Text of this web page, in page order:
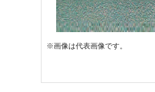
※画像は代表画像です。